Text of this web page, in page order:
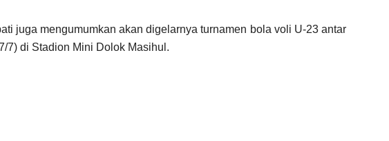
juga mengumumkan akan digelarnya turnamen bola voli U-23 antar
7) di Stadion Mini Dolok Masihul.